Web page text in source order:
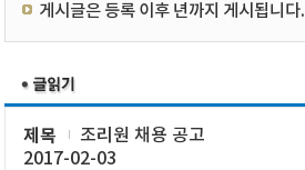
게시글은 등록 이후 년까지 게시됩니다.
제목 조리원 채용 공고
2017-02-03